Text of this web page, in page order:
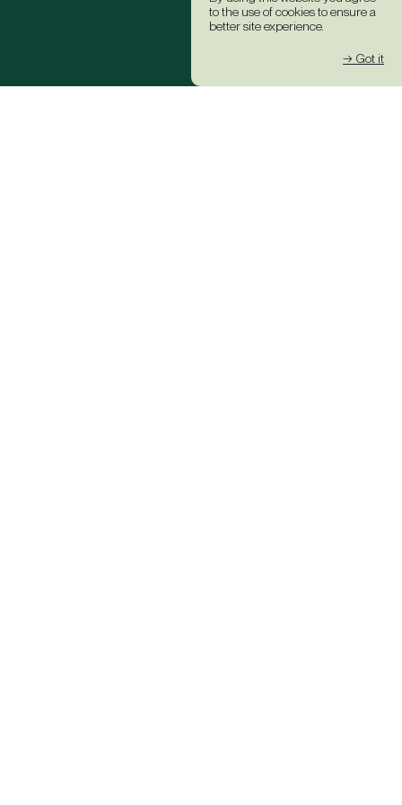
to the use of cookies to ensure a
better site experience.
→ Got it